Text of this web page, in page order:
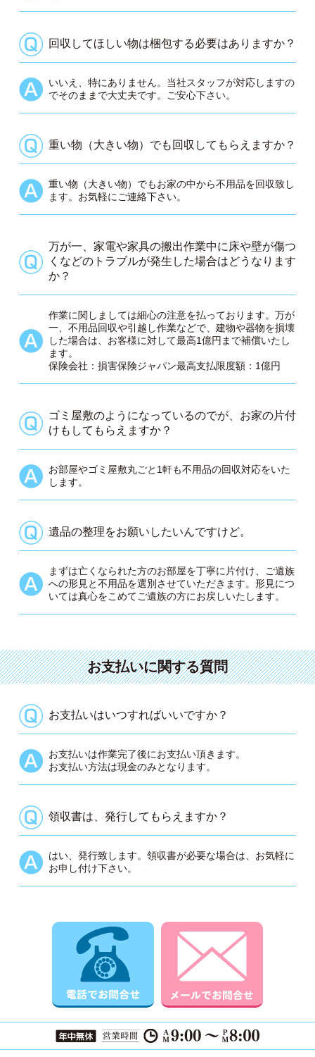
回収してほしい物は梱包する必要はありますか？
いいえ、特にありません。当社スタッフが対応しますの
でそのままで大丈夫です。ご安心下さい。
重い物（大きい物）でも回収してもらえますか？
重い物（大きい物）でもお家の中から不用品を回収致し
ます。お気軽にご連絡下さい。
万が一、家電や家具の搬出作業中に床や壁が傷つ
くなどのトラブルが発生した場合はどうなります
か？
作業に関しましては細心の注意を払っております。万が
一、不用品回収や引越し作業などで、建物や器物を損壊
した場合は、お客様に対して最高1億円まで補償いたし
ます。
保険会社：損害保険ジャパン最高支払限度額：1億円
ゴミ屋敷のようになっているのでが、お家の片付
けもしてもらえますか？
お部屋やゴミ屋敷丸ごと1軒も不用品の回収対応をいた
します。
遺品の整理をお願いしたいんですけど。
まずは亡くなられた方のお部屋を丁寧に片付け、ご遺族
への形見と不用品を選別させていただきます。形見につ
いては真心をこめてご遺族の方にお戻しいたします。
お支払いに関する質問
お支払いはいつすればいいですか？
お支払いは作業完了後にお支払い頂きます。
お支払い方法は現金のみとなります。
領収書は、発行してもらえますか？
はい、発行致します。領収書が必要な場合は、お気軽に
お申し付け下さい。
電話でお問合せ